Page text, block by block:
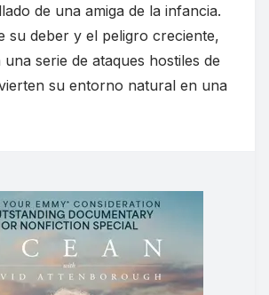
de una amiga de la infancia.
su deber y el peligro creciente,
serie de ataques hostiles de
su entorno natural en una